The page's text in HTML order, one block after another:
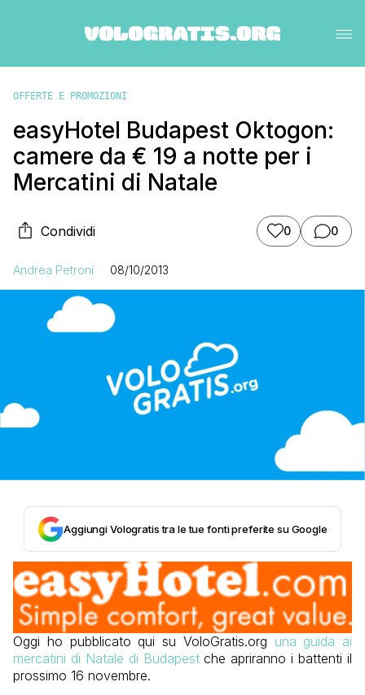
OFFERTE E PROMOZIONI
easyHotel Budapest Oktogon:
camere da € 19 a notte per i
Mercatini di Natale
Condividi 0 0
Andrea Petroni 08/10/2013
Aggiungi Vologratis tra le tue fonti preferite su Google
Oggi ho pubblicato qui su VoloGratis.org una guida ai
mercatini di Natale di Budapestche apriranno i battenti il
prossimo 16 novembre.